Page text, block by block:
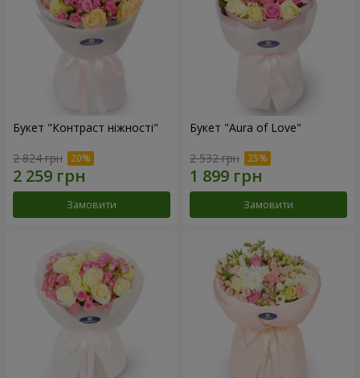
Букет "Контраст ніжності"
2 824 грн
Замовити
Букет "Aura of Love"
2 532 грн
Замовити